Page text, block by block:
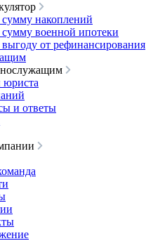
сумму накоплений
сумму военной ипотеки
выгоду от рефинансирования
юриста
и ответы